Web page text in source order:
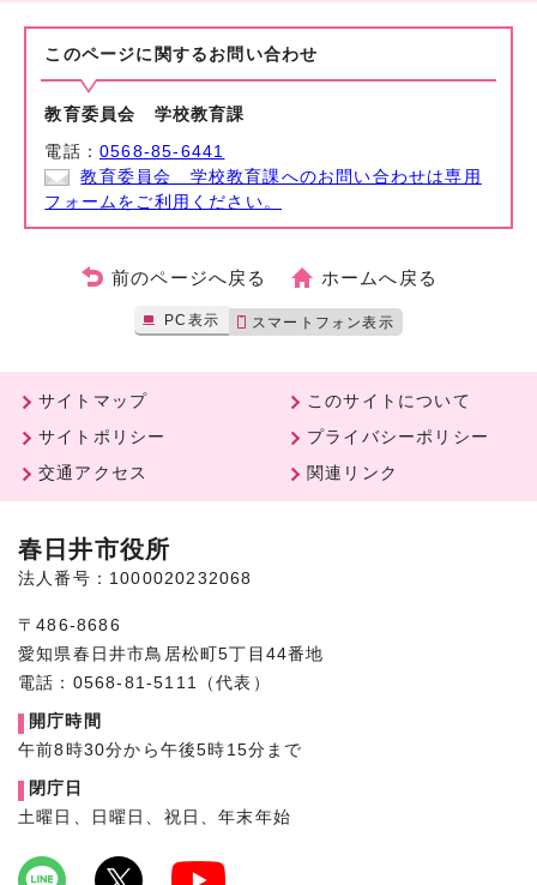
このページに関する お問い合わせ
教育委員会 学校教育課
電話：0568-85-6441
教育委員会 学校教育課へのお問い合わせは専用
フォームをご利用ください。
前のページへ戻る ホームへ戻る
PC表示 スマートフォン表示
サイトマップ
このサイトについて
サイトポリシー
プライバシーポリシー
交通アクセス
関連リンク
春日井市役所
法人番号：1000020232068
〒486-8686
愛知県春日井市鳥居松町5丁目44番地
電話：0568-81-5111（代表）
開庁時間
午前8時30分から午後5時15分まで
閉庁日
土曜日、日曜日、祝日、年末年始